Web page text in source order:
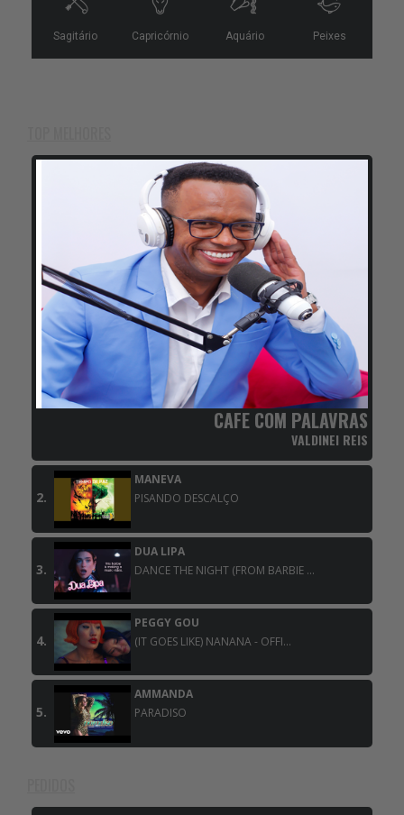
CAFE COM PALAVRAS
VALDINEI REIS
2.
MANEVA
PISANDO DESCALÇO
3.
DUA LIPA
DANCE THE NIGHT (FROM BARBIE ...
4.
PEGGY GOU
(IT GOES LIKE) NANANA - OFFI...
5.
AMMANDA
PARADISO